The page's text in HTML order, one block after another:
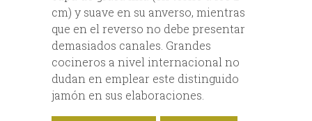
cm) y suave en su anverso, mientras
que en el reverso no debe presentar
demasiados canales. Grandes
cocineros a nivel internacional no
dudan en emplear este distinguido
jamón en sus elaboraciones.